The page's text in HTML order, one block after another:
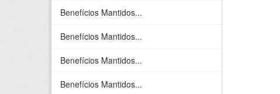
Benefícios Mantidos...
Benefícios Mantidos...
Benefícios Mantidos...
Benefícios Mantidos...